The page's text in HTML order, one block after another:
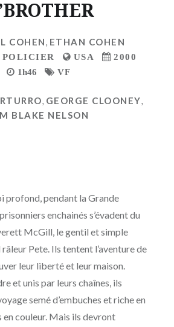
COHEN, ETHAN COHEN
POLICIER USA
2000
1h46
VF
, GEORGE CLOONEY,
BLAKE NELSON
profond, pendant la Grande
enchainés s’évadent du
McGill, le gentil et simple
Pete. Ils tentent l’aventure de
leur liberté et leur maison.
et unis par leurs chaînes, ils
semé d’embuches et riche en
en couleur. Mais ils devront